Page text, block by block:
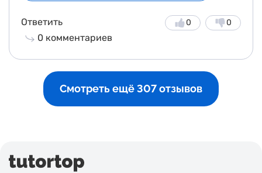
Ответить
0 комментариев
0
0
Смотреть ещё 307 отзывов